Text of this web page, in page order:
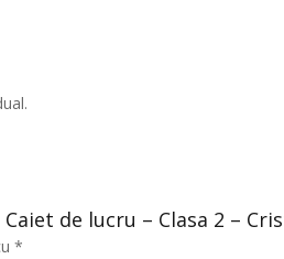
de lucru – Clasa 2 –
*